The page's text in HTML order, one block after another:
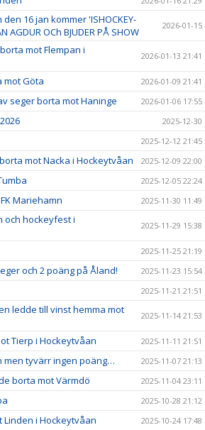
16 jan kommer 'ISHOCKEY-
AGDUR OCh BJUDER PÅ SHOW
2026-01-15
mot Flempan i
2026-01-13 21:41
mot Göta 2026-01-09 21:41
seger borta mot Haninge 2026-01-06 17:55
2025-12-30
2025-12-12 21:45
mot Nacka i Hockeytvåan 2025-12-09 22:00
2025-12-05 22:24
Mariehamn 2025-11-30 11:49
och hockeyfest i
2025-11-29 15:38
2025-11-25 21:19
och 2 poäng på Åland! 2025-11-23 15:54
2025-11-21 21:51
ledde till vinst hemma mot
2025-11-14 21:53
Tierp i Hockeytvåan 2025-11-11 21:51
men tyvärr ingen poäng… 2025-11-07 21:13
borta mot Värmdö 2025-11-04 23:11
2025-10-28 21:12
i Hockeytvåan 2025-10-24 17:48